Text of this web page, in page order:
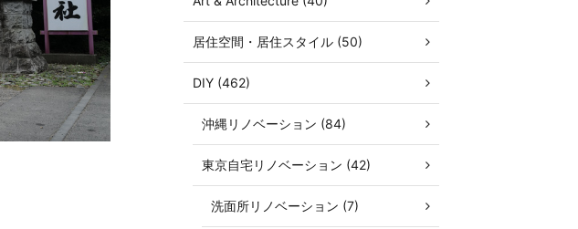
居住空間・居住スタイル (50)
DIY (462)
沖縄リノベーション (84)
東京自宅リノベーション (42)
洗面所リノベーション (7)